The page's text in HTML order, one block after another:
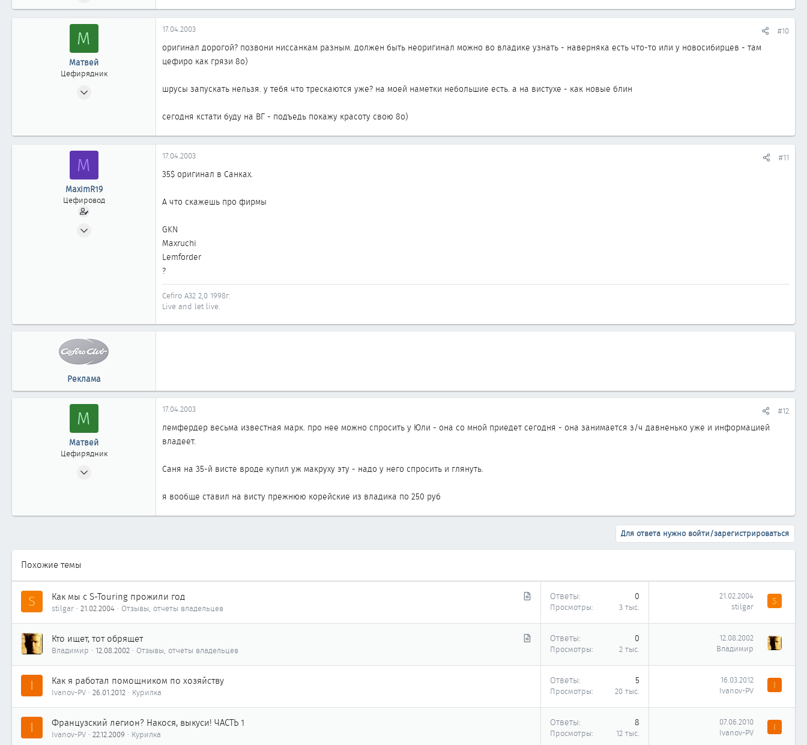
868
М
Матвей
Цефирядник
61
17.04.2003 #10
оригинал дорогой? позвони ниссанкам разным. должен быть неоригинал можно во владике узнать - наверняка есть что-то или у новосибирцев - там
цефиро как грязи 8о)
шрусы запускать нельзя. у тебя что трескаются уже? на моей наметки небольшие есть. а на вистухе - как новые блин
сегодня кстати буду на ВГ - подъедь покажу красоту свою 8о)
M
MaximR19
Цефировод
17.04.2003 #11
35$ оригинал в Санках.
А что скажешь про фирмы
GKN
Maxruchi
Lemforder
?
Cefiro A32 2,0 1998г.
Live and let live.
Реклама
М
Матвей
Цефирядник
61
17.04.2003 #12
лемфердер весьма известная марк. про нее можно спросить у Юли - она со мной приедет сегодня - она занимается з/ч давненько уже и информацией
владеет.
Саня на 35-й висте вроде купил уж макруху эту - надо у него спросить и глянуть.
я вообще ставил на висту прежнюю корейские из владика по 250 руб
Для ответа нужно войти/зарегистрироваться
Похожие темы
S Как мы с S-Touring прожили год
stilgar 21.02.2004 Отзывы, отчеты владельцев
Ответы 0
Просмотры 3 тыс.
21.02.2004
stilgar
S
Кто ищет, тот обрящет
Владимир 12.08.2002 Отзывы, отчеты владельцев
Ответы 0
Просмотры 2 тыс.
12.08.2002
Владимир
I Как я работал помощником по хозяйству
Ivanov-PV 26.01.2012 Курилка
Ответы 5
Просмотры 20 тыс.
16.03.2012
Ivanov-PV
I
I Французский легион? Накося, выкуси! ЧАСТЬ 1
Ivanov-PV 22.12.2009 Курилка
Ответы 8
Просмотры 12 тыс.
07.06.2010
Ivanov-PV
I